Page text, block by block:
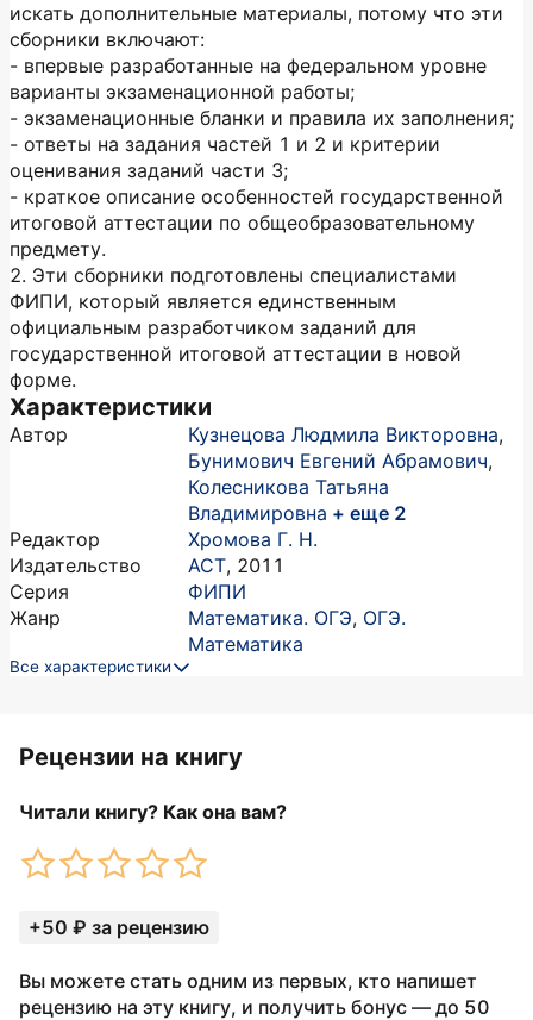
искать дополнительные материалы, потому что эти
сборники включают:
- впервые разработанные на федеральном уровне
варианты экзаменационной работы;
- экзаменационные бланки и правила их заполнения;
- ответы на задания частей 1 и 2 и критерии
оценивания заданий части 3;
- краткое описание особенностей государственной
итоговой аттестации по общеобразовательному
предмету.
2. Эти сборники подготовлены специалистами
ФИПИ, который является единственным
официальным разработчиком заданий для
государственной итоговой аттестации в новой
форме.
Характеристики
Автор Кузнецова Людмила Викторовна,
Бунимович Евгений Абрамович,
Колесникова Татьяна
Владимировна + еще 2
Редактор
Хромова Г. Н.
Издательство
АСТ, 2011
Серия
ФИПИ
Жанр
Математика. ОГЭ, ОГЭ.
Математика
Все характеристики
Рецензии на книгу
Читали книгу? Как она вам?
+50 ₽ за рецензию
Вы можете стать одним из первых, кто напишет
рецензию на эту книгу, и получить бонус — до 50